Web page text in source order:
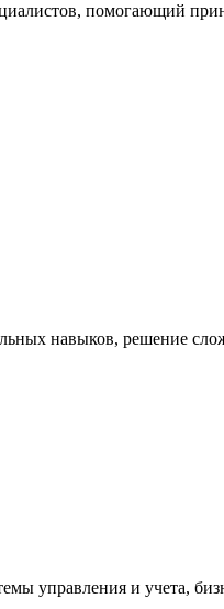
помогающий
навыков, решение
управления и учета,